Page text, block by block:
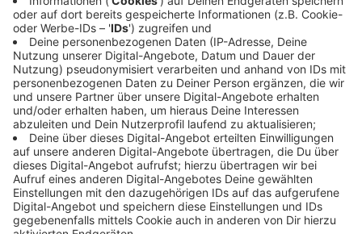
Uhr).
Bitte habt aber Verständnis dafür, dass wir keine Anrufe
über unser WhatsApp Handy entgegennehmen können. Wir
sind unter folgenden Rufnummern für Euch erreichbar:
Redaktion: 02 11 – 930 10 10
Was könnt Ihr uns schicken?
Wir freuen uns zum Beispiel über Eure Kommentare zu